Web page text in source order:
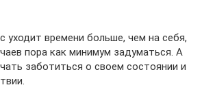
уходит времени больше, чем на себя,
пора как минимум задуматься. А
заботиться о своем состоянии и